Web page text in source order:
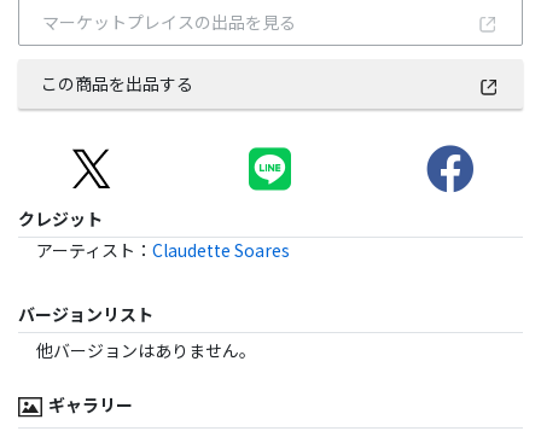
マーケットプレイスの出品を見る
この商品を出品する
クレジット
アーティスト ： Claudette Soares
バージョンリスト
他バージョンはありません。
ギャラリー